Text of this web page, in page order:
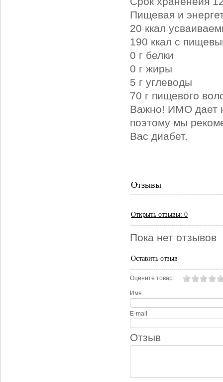
Пищевая и
20 ккал
190 ккал с
0 г белки
0 г жиры
5 г углеводы
70 г пищевого
Важно! ИМО дает
поэтому мы
Вас диабет.
Отзывы
Открыть отзывы: 0
Пока нет отзывов
Оставить отзыв
Оцените товар:
Имя
E-mail
Отзыв